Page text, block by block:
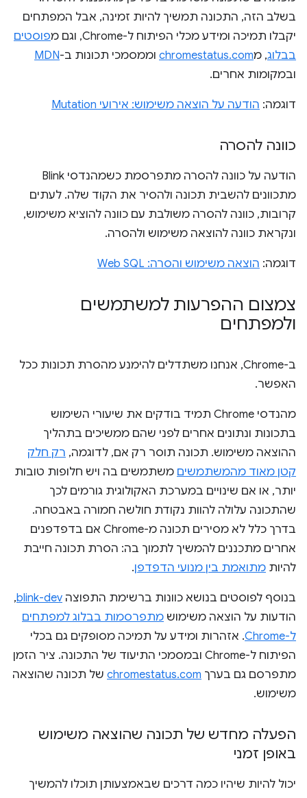
בשלב הזה, התכונה תמשיך להיות זמינה, אבל המפתחים
יקבלו תמיכה ומידע מכלי הפיתוח ל-Chrome, וגם מ
פוסטים
בבלוג, מchromestatus.com וממסמכי תכונות ב-MDN
ובמקומות אחרים.
דוגמה: הודעה על הוצאה משימוש: אירועי Mutation
כוונה להסרה
הודעה על כוונה להסרה מתפרסמת כשמהנדסי Blink
מתכוונים להשבית תכונה ולהסיר את הקוד שלה. לעתים
קרובות, כוונה להסרה משולבת עם כוונה להוציא משימוש,
ונקראת כוונה להוצאה משימוש ולהסרה.
דוגמה: הוצאה משימוש והסרה: Web SQL
צמצום ההפרעות למשתמשים
ולמפתחים
ב-Chrome, אנחנו משתדלים להימנע מהסרת תכונות ככל
האפשר.
מהנדסי Chrome תמיד בודקים את שיעורי השימוש
בתכונות ונתונים אחרים לפני שהם ממשיכים בתהליך
ההוצאה משימוש. תכונה תוסר רק אם, לדוגמה, רק חלק
קטן מאוד מהמשתמשים משתמשים בה ויש חלופות טובות
יותר, או אם שינויים במערכת האקולוגית גורמים לכך
שהתכונה עלולה להוות נקודת חולשה חמורה באבטחה.
בדרך כלל לא מסירים תכונה מ-Chrome אם בדפדפנים
אחרים מתכננים להמשיך לתמוך בה: הסרת תכונה חייבת
להיות מתואמת בין מנועי הדפדפן.
בנוסף לפוסטים בנושא כוונות ברשימת התפוצה blink-dev
,
הודעות על הוצאה משימוש מתפרסמות בבלוג למפתחים
ל-Chrome
. אזהרות ומידע על תמיכה מסופקים גם בכלי
הפיתוח ל-Chrome ובמסמכי התיעוד של התכונה. ציר הזמן
מתפרסם גם בערך chromestatus.com של תכונה שהוצאה
משימוש.
הפעלה מחדש של תכונה שהוצאה משימוש
באופן זמני
יכול להיות שיהיו כמה דרכים שבאמצעותן תוכלו להמשיך